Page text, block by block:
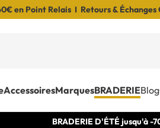
en Point Relais I Retours &
AccessoiresMarquesBRADERIEBlog
BRADERIE D'ÉTÉ jusqu'à -